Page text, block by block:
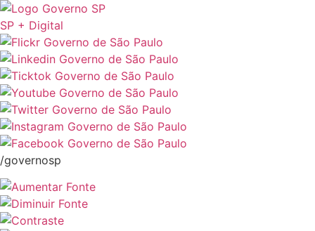
SP + Digital
/governosp